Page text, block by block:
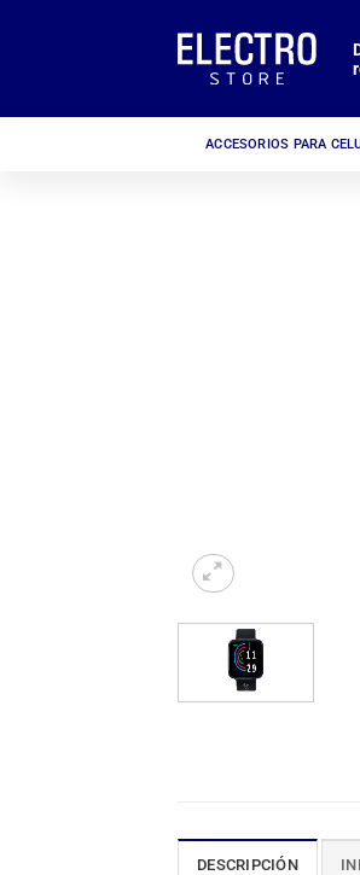
ACCESORIOS PARA
DESCRIPCIÓN